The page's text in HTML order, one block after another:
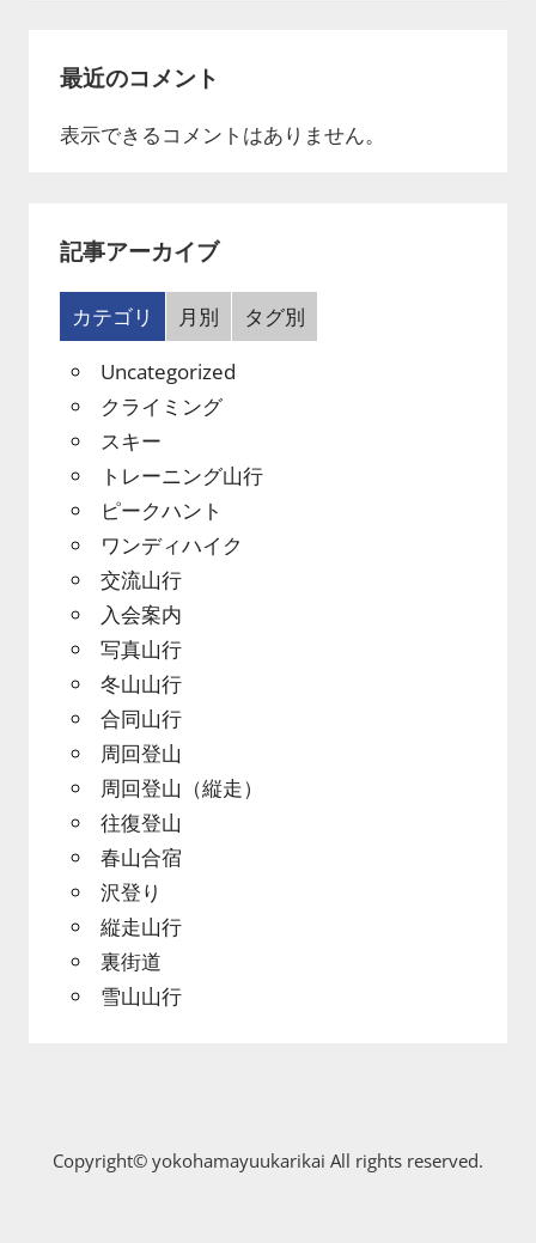
最近のコメント
表示できるコメントはありません。
記事アーカイブ
カテゴリ 月別
タグ別
Uncategorized
クライミング
スキー
トレーニング山行
ピークハント
ワンディハイク
交流山行
入会案内
写真山行
冬山山行
合同山行
周回登山
周回登山（縦走）
往復登山
春山合宿
沢登り
縦走山行
裏街道
雪山山行
Copyright© yokohamayuukarikai All rights reserved.